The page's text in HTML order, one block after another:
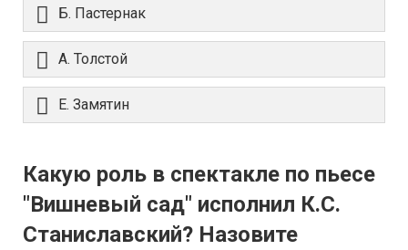
Б. Пастернак
А. Толстой
Е. Замятин
Какую роль в спектакле по пьесе
"Вишневый сад" исполнил К.С.
Станиславский? Назовите